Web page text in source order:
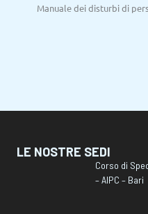
Manuale dei disturbi di
LE NOSTRE SEDI
Corso di
– AIPC – Bari